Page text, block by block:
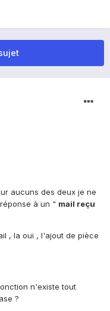
aucuns des deux je ne
à un " mail reçu
, la oui , l'ajout de pièce
n'existe tout
?